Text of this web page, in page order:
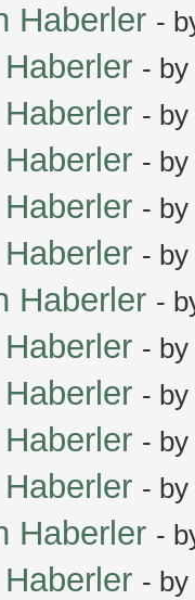
Haberler -
- by
- by
- by
- by
- by
Haberler -
- by
- by
- by
- by
Haberler -
- by